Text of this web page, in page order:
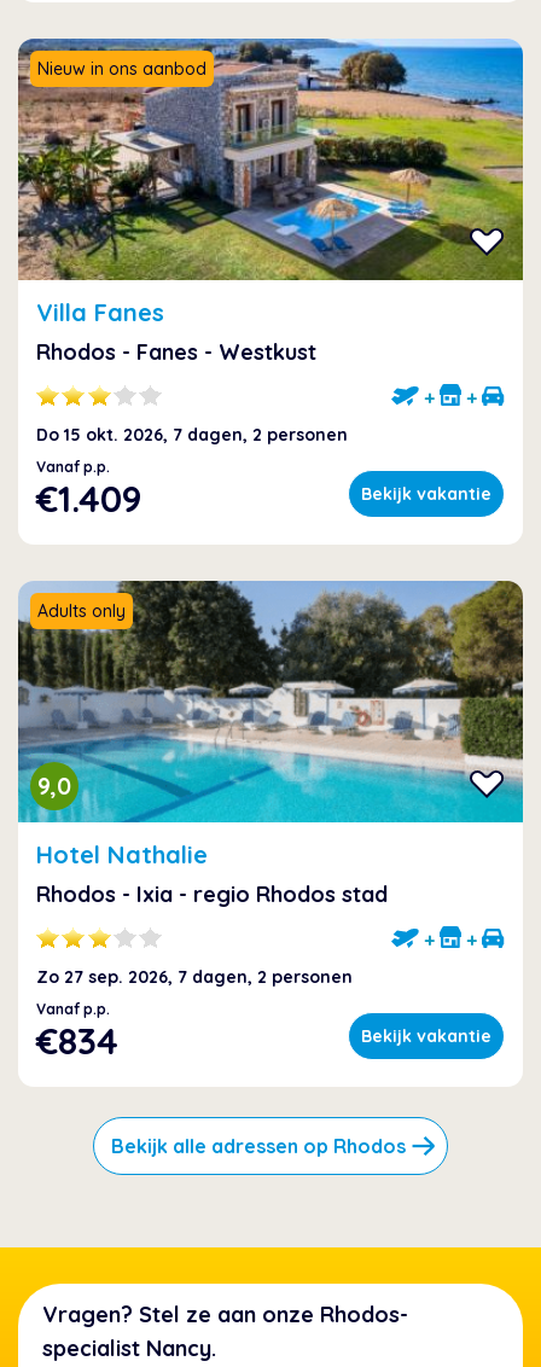
Nieuw in ons aanbod
Villa Fanes
Rhodos - Fanes - Westkust
+ +
Do 15 okt. 2026, 7 dagen, 2 personen
Vanaf p.p.
€1.409 Bekijk vakantie
9,0
Adults only
Hotel Nathalie
Rhodos - Ixia - regio Rhodos stad
+ +
Zo 27 sep. 2026, 7 dagen, 2 personen
Vanaf p.p.
€834 Bekijk vakantie
Bekijk alle adressen op Rhodos
Vragen? Stel ze aan onze Rhodos-
specialist Nancy.